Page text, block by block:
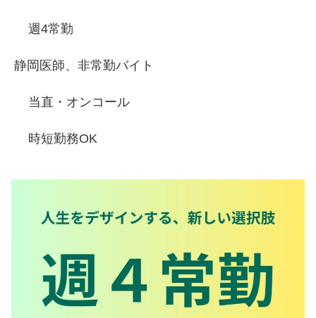
週4常勤
静岡医師、非常勤バイト
当直・オンコール
時短勤務OK